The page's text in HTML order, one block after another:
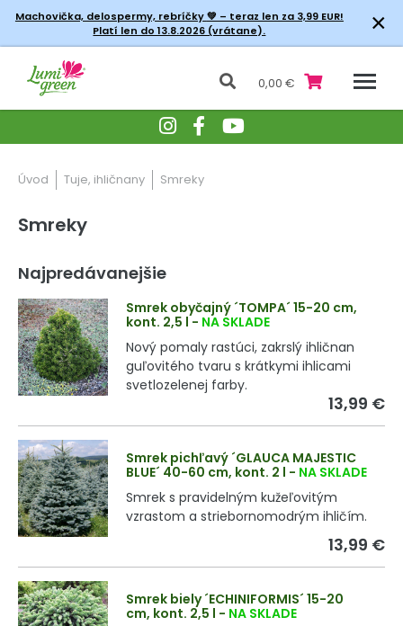
Machovička, delospermy, rebríčky💚 – teraz len za 3,99 EUR!
Platí len do 13.8.2026 (vrátane).
×
0,00 €
Úvod Tuje, ihličnany Smreky
Smreky
Najpredávanejšie
Smrek obyčajný ´TOMPA´ 15-20 cm,
kont. 2,5 l- NA SKLADE
Nový pomaly rastúci, zakrslý ihličnan
guľovitého tvaru s krátkymi ihlicami
svetlozelenej farby.
13,99 €
Smrek pichľavý ´GLAUCA MAJESTIC
BLUE´ 40-60 cm, kont. 2 l - NA SKLADE
Smrek s pravidelným kužeľovitým
vzrastom a striebornomodrým ihličím.
13,99 €
Smrek biely ´ECHINIFORMIS´ 15-20
cm, kont. 2,5 l - NA SKLADE